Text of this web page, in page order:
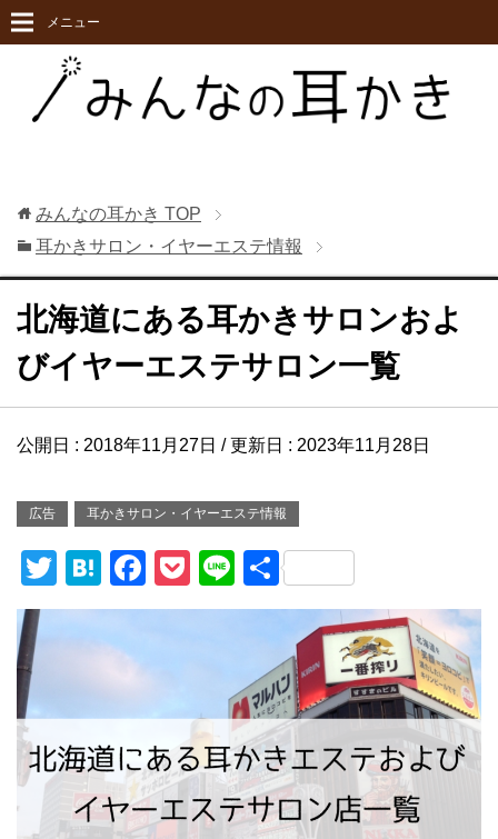
メニュー
みんなの耳かき TOP
耳かきサロン・イヤーエステ情報
北海道にある耳かきサロンおよ
びイヤーエステサロン一覧
公開日 : 2018年11月27日 / 更新日 : 2023年11月28日
広告 耳かきサロン・イヤーエステ情報
T
wi
H
at
e
a
F
a
e
b
o
o
k
P
o
Li
n
共
有